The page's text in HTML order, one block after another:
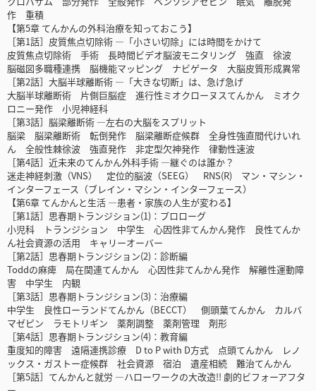
作 重積
【第5章 てんかんの外科治療を知っておこう】
［第1話］皮質焦点切除術 ―「小さい切除」には時間をかけて
皮質焦点切除術 手術 長時間ビデオ脳波モニタリング 強直 徐波
脳磁図多職種連携 脳機能マッピング ナビゲータ 大脳皮質形成異常
［第2話］大脳半球離断術 ―「大きな切断」は、急げ急げ
大脳半球離断術 片側巨脳症 進行性ミオクローヌスてんかん ミオク
ロニー発作 小児神経科
［第3話］脳梁離断術 ―左右の大脳をスプリット
脳梁 脳梁離断術 転倒発作 脳梁離断症候群 全身性強直間代けいれ
ん 全般性棘徐波 強直発作 非定型欠神発作 律動性速波
［第4話］近未来のてんかん外科手術 ―継ぐのは誰か？
迷走神経刺激（VNS） 定位的脳波（SEEG） RNS(R) マン・マシン・
インターフェース（ブレイン・マシン・インターフェース）
【第6章 てんかんと生活 ―患者・家族の人生が変わる】
［第1話］思春期トランジション(1)：プロローグ
小児科 トランジション 中学生 心因性非てんかん発作 良性てんか
ん社会資源の活用 キャリーオーバー
［第2話］思春期トランジション(2)：診断編
Toddの麻痺 局在関連てんかん 心因性非てんかん発作 解離性運動障
害 中学生 内観
［第3話］思春期トランジション(3)：治療編
中学生 良性ローランドてんかん（BECCT） 側頭葉てんかん カルバ
マゼピン ラモトリギン 薬剤調整 薬剤管理 剤形
［第4話］思春期トランジション(4)：教育編
重度知的障害 遠隔連携診療 D to P with D方式 点頭てんかん レノ
ックス・ガストー症候群 社会資源 宿泊 遺産相続 難治てんかん
［第5話］てんかんと就労 ―ハローワークの大改造!! 劇的ビフォーアフタ